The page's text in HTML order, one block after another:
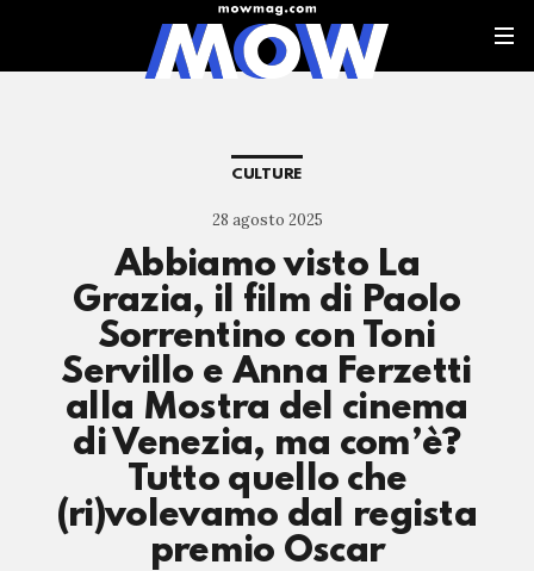
CULTURE
28 agosto 2025
Abbiamo visto La
Grazia, il film di Paolo
Sorrentino con Toni
Servillo e Anna Ferzetti
alla Mostra del cinema
di Venezia, ma com’è?
Tutto quello che
(ri)volevamo dal regista
premio Oscar